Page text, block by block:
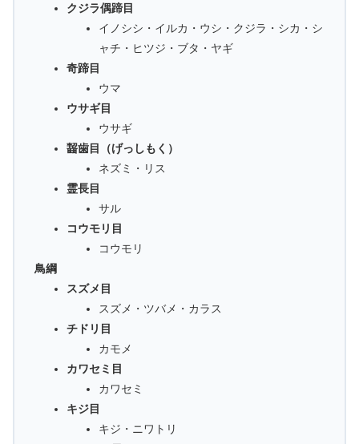
クジラ偶蹄目
イノシシ・イルカ・ウシ・クジラ・シカ・シ
ャチ・ヒツジ・ブタ・ヤギ
奇蹄目
ウマ
ウサギ目
ウサギ
齧歯目（げっしもく）
ネズミ・リス
霊長目
サル
コウモリ目
コウモリ
鳥綱
スズメ目
スズメ・ツバメ・カラス
チドリ目
カモメ
カワセミ目
カワセミ
キジ目
キジ・ニワトリ